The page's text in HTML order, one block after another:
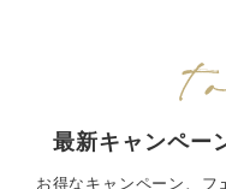
最新キャンペー
お得なキャンペーン、フ